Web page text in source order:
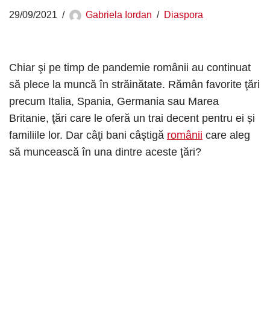
29/09/2021 Gabriela Iordan Diaspora
Chiar şi pe timp de pandemie românii au continuat
să plece la muncă în străinătate. Rămân favorite ţări
precum Italia, Spania, Germania sau Marea
Britanie, ţări care le oferă un trai decent pentru ei și
familiile lor. Dar câţi bani câştigă românii care aleg
să muncească în una dintre aceste ţări?